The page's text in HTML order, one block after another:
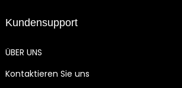
Kundensupport
ÜBER UNS
Kontaktieren Sie uns